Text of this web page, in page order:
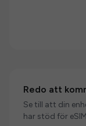
Redo att
Se till att din
har stöd för